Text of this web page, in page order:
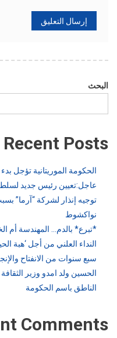
البحث
Recent Posts
الحكومة الموريتانية تؤجل
عاجل:تعيين رئيس جديد
توجيه إنذار لشركة “آرما”
نواكشوط
*تبرع* بالدم… المهندسة أم
النداء العلني من أجل ‘هبة
سبع سنوات من الانفتاح
الحسين ولد امدو وزير
الناطق باسم الحكومة
Comments